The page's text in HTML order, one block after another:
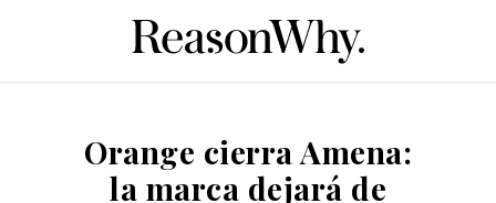
Orange cierra Amena:
la marca dejará de